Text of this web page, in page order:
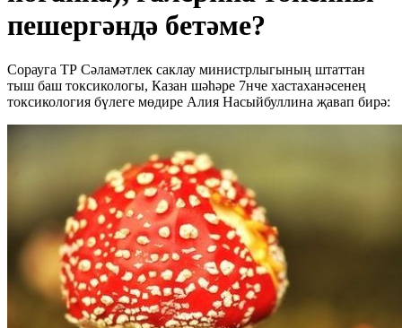
пешергәндә бетәме?
Сорауга ТР Сәламәтлек саклау министрлыгының штаттан
тыш баш токсикологы, Казан шәһәре 7нче хастаханәсенең
токсикология бүлеге мөдире Алия Насыйбуллина җавап бирә: